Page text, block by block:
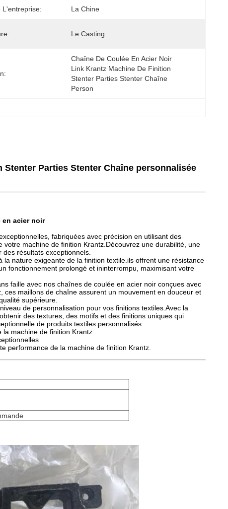
L'entreprise: La Chine
Le Casting
Chaîne De Coulée En Acier Noir
Link Krantz Machine De Finition
Stenter Parties Stenter Chaîne
Person
Parties Stenter Chaîne personnalisée
en acier noir
fabriquées avec précision en utilisant des
machine de finition Krantz.Découvrez une durabilité, une
résultats exceptionnels.
nature exigeante de la finition textile.ils offrent une résistance
fonctionnement prolongé et ininterrompu, maximisant votre
faille avec nos chaînes de coulée en acier noir conçues avec
maillons de chaîne assurent un mouvement en douceur et
supérieure.
de personnalisation pour vos finitions textiles.Avec la
des textures, des motifs et des finitions uniques qui
de produits textiles personnalisés.
la machine de finition Krantz
performance de la machine de finition Krantz.